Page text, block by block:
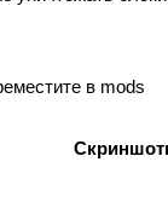
в mods